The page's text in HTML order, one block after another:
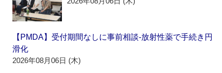
【PMDA】受付期間なしに事前相談‐放射性薬で手続き円
滑化
2026年08月06日 (木)